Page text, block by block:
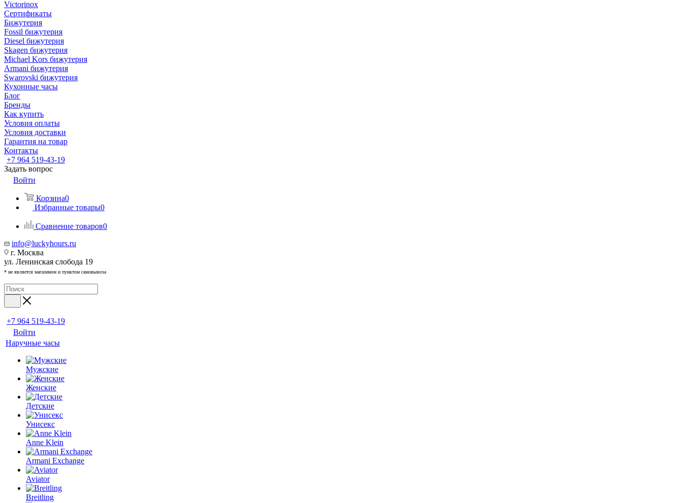
Victorinox
Сертификаты
Бижутерия
Fossil бижутерия
Diesel бижутерия
Skagen бижутерия
Michael Kors бижутерия
Armani бижутерия
Swarovski бижутерия
Кухонные часы
Блог
Бренды
Как купить
Условия оплаты
Условия доставки
Гарантия на товар
Контакты
+7 964 519-43-19
Задать вопрос
Войти
Корзина0
Избранные товары0
Сравнение товаров0
info@luckyhours.ru
г. Москва
ул. Ленинская слобода 19
* не является магазином и пунктом самовывоза
+7 964 519-43-19
Войти
Наручные часы
Мужские
Женские
Детские
Унисекс
Anne Klein
Armani Exchange
Aviator
Breitling